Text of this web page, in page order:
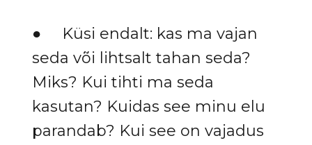
● Küsi endalt: kas ma vajan
seda või lihtsalt tahan seda?
Miks? Kui tihti ma seda
kasutan? Kuidas see minu elu
parandab? Kui see on vajadus